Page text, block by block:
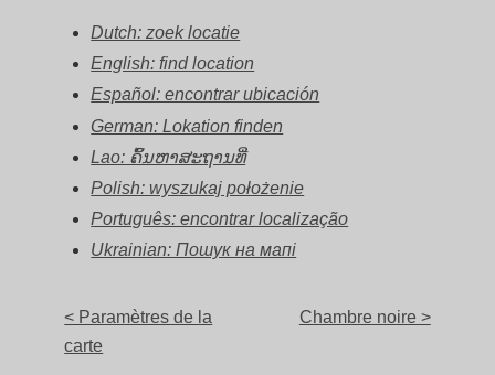
Dutch: zoek locatie
English: find location
Español: encontrar ubicación
German: Lokation finden
Lao: ຄົ້ນຫາສະຖານທີ່
Polish: wyszukaj położenie
Português: encontrar localização
Ukrainian: Пошук на мапі
< Paramètres de la
carte
Chambre noire >